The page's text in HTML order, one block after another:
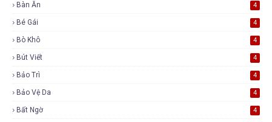
Bàn Ăn 4
Bé Gái 4
Bò Khô 4
Bút Viết 4
Bảo Trì 4
Bảo Vệ Da 4
Bất Ngờ 4